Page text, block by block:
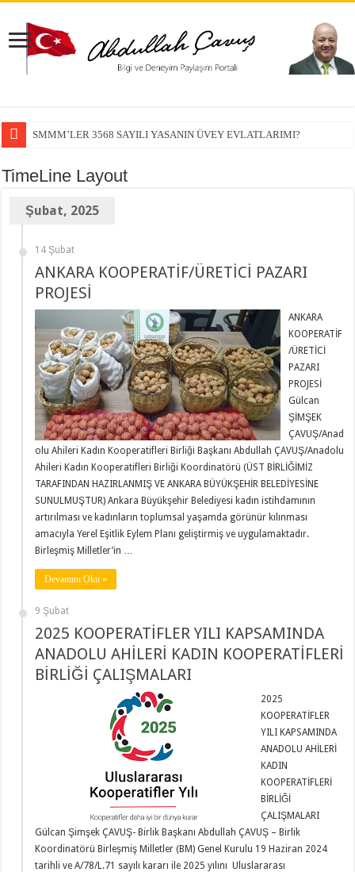
SMMM’LER 3568 SAYILI YASANIN ÜVEY EVLATLARIMI?
TimeLine Layout
Şubat, 2025
14 Şubat
ANKARA KOOPERATİF/ÜRETİCİ PAZARI
PROJESİ
ANKARA
KOOPERATİF
/ÜRETİCİ
PAZARI
PROJESİ
Gülcan
ŞİMŞEK
ÇAVUŞ/Anad
olu Ahileri Kadın Kooperatifleri Birliği Başkanı Abdullah ÇAVUŞ/Anadolu
Ahileri Kadın Kooperatifleri Birliği Koordinatörü (ÜST BİRLİĞİMİZ
TARAFINDAN HAZIRLANMIŞ VE ANKARA BÜYÜKŞEHİR BELEDİYESİNE
SUNULMUŞTUR) Ankara Büyükşehir Belediyesi kadın istihdamının
artırılması ve kadınların toplumsal yaşamda görünür kılınması
amacıyla Yerel Eşitlik Eylem Planı geliştirmiş ve uygulamaktadır.
Birleşmiş Milletler’in …
Devamını Oku »
9 Şubat
2025 KOOPERATİFLER YILI KAPSAMINDA
ANADOLU AHİLERİ KADIN KOOPERATİFLERİ
BİRLİĞİ ÇALIŞMALARI
2025
KOOPERATİFLER
YILI KAPSAMINDA
ANADOLU AHİLERİ
KADIN
KOOPERATİFLERİ
BİRLİĞİ
ÇALIŞMALARI
Gülcan Şimşek ÇAVUŞ- Birlik Başkanı Abdullah ÇAVUŞ – Birlik
Koordinatörü Birleşmiş Milletler (BM) Genel Kurulu 19 Haziran 2024
tarihli ve A/78/L.71 sayılı kararı ile 2025 yılını Uluslararası